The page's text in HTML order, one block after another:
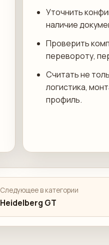
Уточнить
наличие
Проверить
перевороту,
Считать не
логистика,
профиль.
Следующее в категории
Heidelberg GT